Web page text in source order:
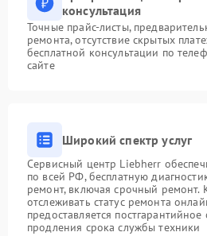
консультация
Точные прайс-листы,
ремонта, отсутствие скрытых
бесплатной консультации по
сайте
Широкий спектр услуг
Сервисный центр Liebherr
по всей РФ, бесплатную
ремонт, включая срочный ремонт.
отслеживать статус ремонта
предоставляется
продления срока службы техники